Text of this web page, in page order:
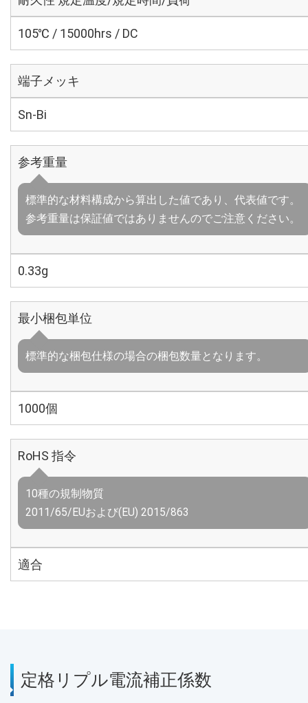
105℃ / 15000hrs / DC
端子メッキ
Sn-Bi
参考重量
標準的な材料構成から算出した値であり、代表値です。
参考重量は保証値ではありませんのでご注意ください。
0.33g
最小梱包単位
標準的な梱包仕様の場合の梱包数量となります。
1000個
RoHS 指令
10種の規制物質
2011/65/EUおよび(EU) 2015/863
適合
定格リプル電流補正係数